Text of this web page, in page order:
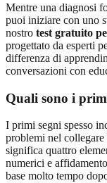
Mentre una diagnosi
puoi iniziare con uno
nostro test gratuito
progettato da esperti
differenza di
conversazioni con
Quali sono i
I primi segni spesso
problemi nel
significa quattro
numerici e
base molto tempo